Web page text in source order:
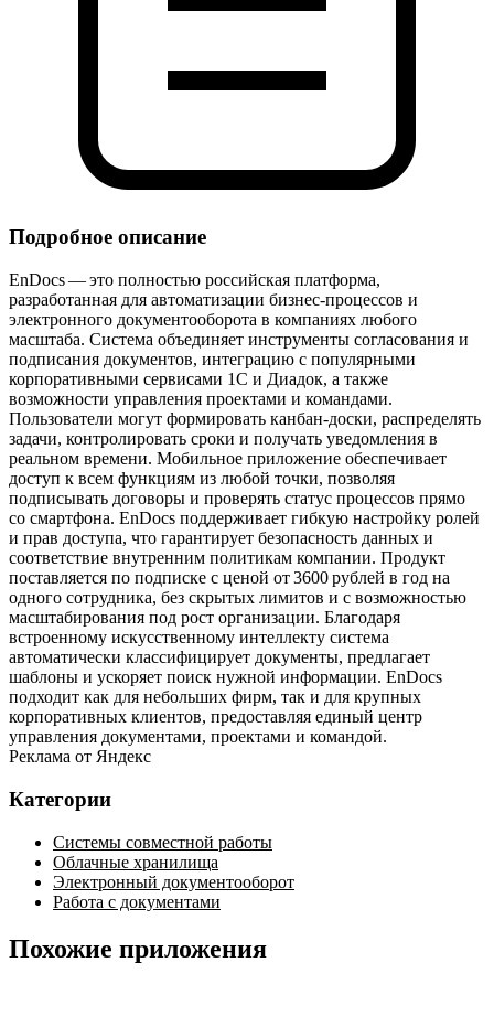
Подробное описание
EnDocs — это полностью российская платформа,
разработанная для автоматизации бизнес‑процессов и
электронного документооборота в компаниях любого
масштаба. Система объединяет инструменты согласования и
подписания документов, интеграцию с популярными
корпоративными сервисами 1С и Диадок, а также
возможности управления проектами и командами.
Пользователи могут формировать канбан‑доски, распределять
задачи, контролировать сроки и получать уведомления в
реальном времени. Мобильное приложение обеспечивает
доступ к всем функциям из любой точки, позволяя
подписывать договоры и проверять статус процессов прямо
со смартфона. EnDocs поддерживает гибкую настройку ролей
и прав доступа, что гарантирует безопасность данных и
соответствие внутренним политикам компании. Продукт
поставляется по подписке с ценой от 3600 рублей в год на
одного сотрудника, без скрытых лимитов и с возможностью
масштабирования под рост организации. Благодаря
встроенному искусственному интеллекту система
автоматически классифицирует документы, предлагает
шаблоны и ускоряет поиск нужной информации. EnDocs
подходит как для небольших фирм, так и для крупных
корпоративных клиентов, предоставляя единый центр
управления документами, проектами и командой.
Реклама от Яндекс
Категории
Системы совместной работы
Облачные хранилища
Электронный документооборот
Работа с документами
Похожие приложения